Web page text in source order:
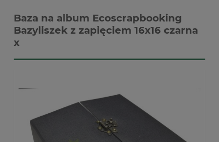
Baza na album Ecoscrapbooking
Bazyliszek z zapięciem 16x16 czarna
x